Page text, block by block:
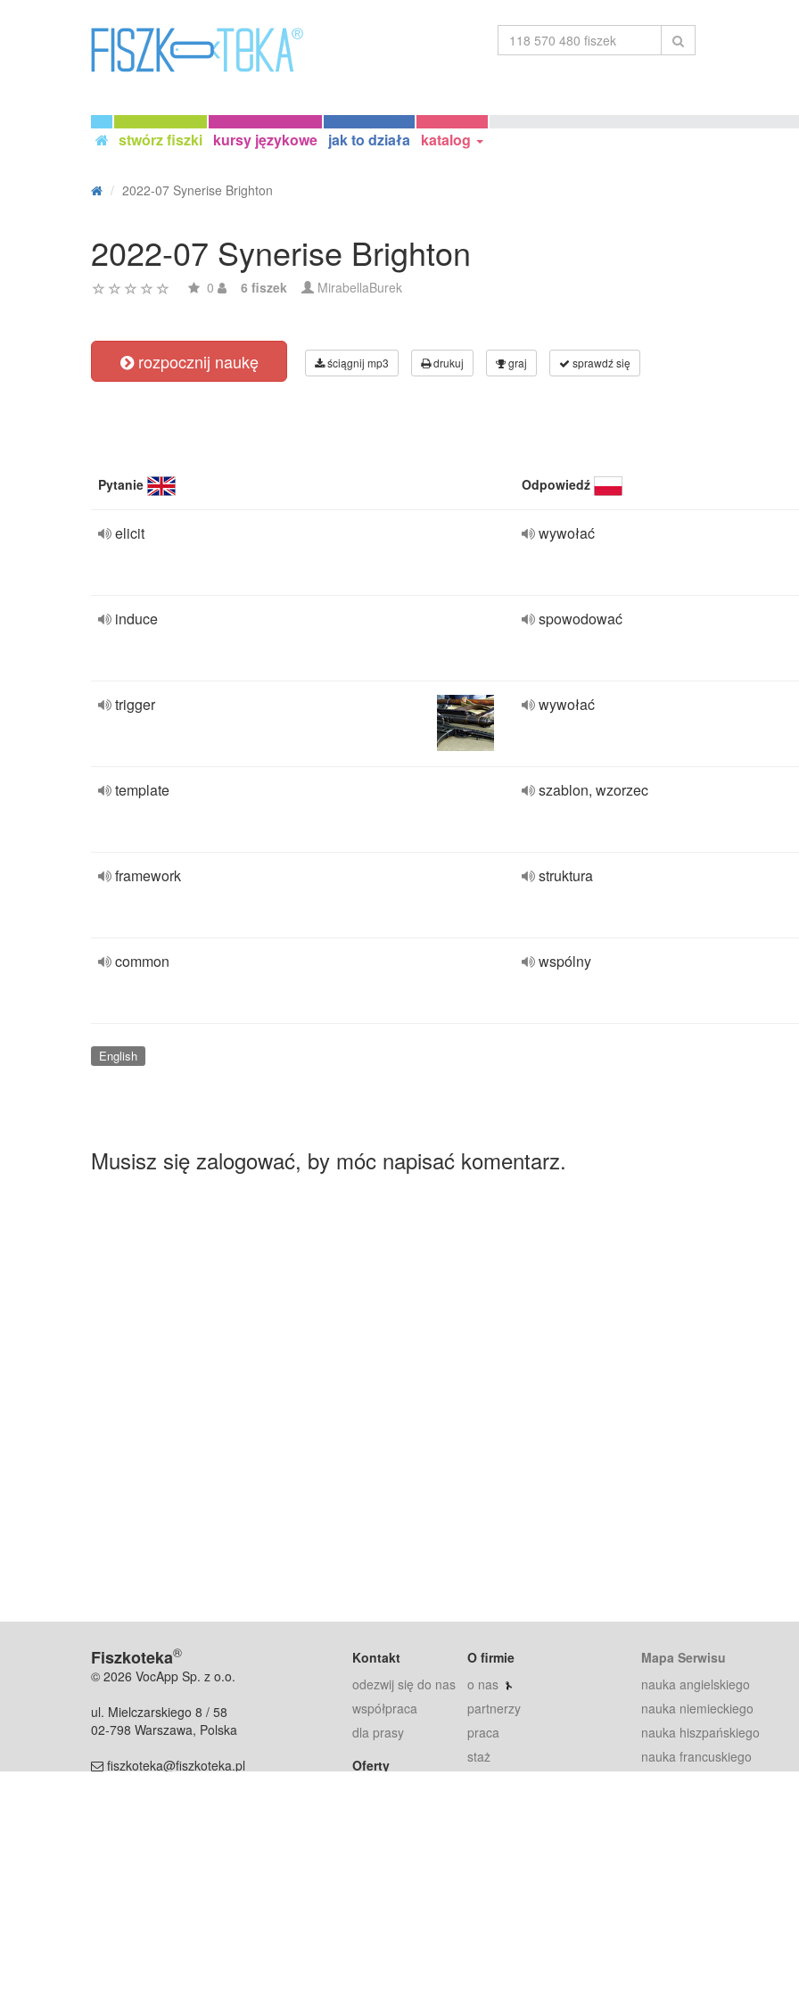
stwórz fiszki kursy językowe jak to działa katalog
2022-07 Synerise Brighton
2022-07 Synerise Brighton
0 6 fiszek MirabellaBurek
rozpocznij naukę ściągnij mp3 drukuj graj sprawdź się
Pytanie Odpowiedź
elicit wywołać
induce spowodować
trigger wywołać
template szablon, wzorzec
framework struktura
common wspólny
English
Musisz się zalogować, by móc napisać komentarz.
Fiszkoteka®
© 2026 VocApp Sp. z o.o.
ul. Mielczarskiego 8 / 58
02-798 Warszawa, Polska
fiszkoteka@fiszkoteka.pl
Kontakt
odezwij się do nas
współpraca
dla prasy
Oferty
O firmie
o nas
partnerzy
praca
staż
Mapa Serwisu
nauka angielskiego
nauka niemieckiego
nauka hiszpańskiego
nauka francuskiego